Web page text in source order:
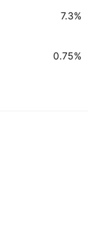
7.3%
0.75%